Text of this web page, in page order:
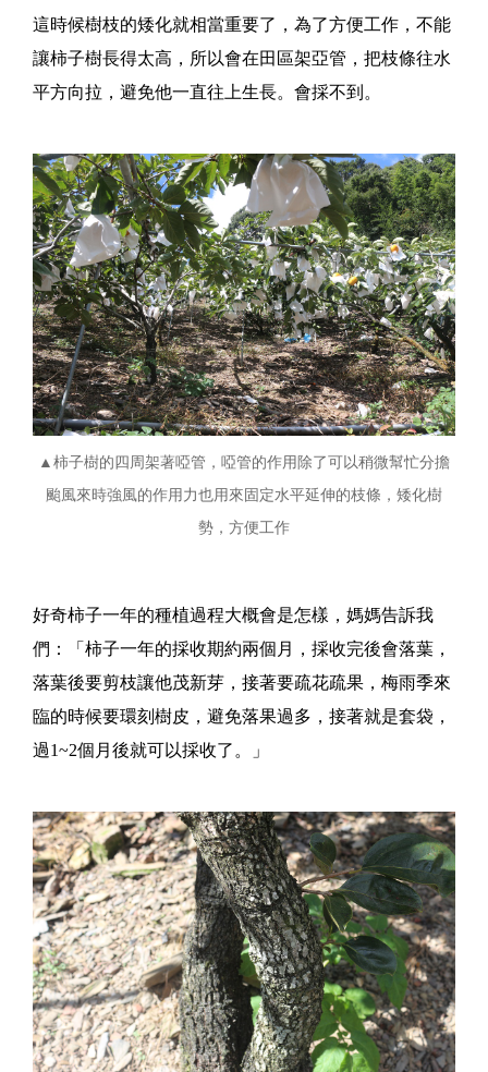
這時候樹枝的矮化就相當重要了，為了方便工作，不能
讓柿子樹長得太高，所以會在田區架亞管，把枝條往水
平方向拉，避免他一直往上生長。會採不到。
▲柿子樹的四周架著啞管，啞管的作用除了可以稍微幫忙分擔
颱風來時強風的作用力也用來固定水平延伸的枝條，矮化樹
勢，方便工作
好奇柿子一年的種植過程大概會是怎樣，媽媽告訴我
們：「柿子一年的採收期約兩個月，採收完後會落葉，
落葉後要剪枝讓他茂新芽，接著要疏花疏果，梅雨季來
臨的時候要環刻樹皮，避免落果過多，接著就是套袋，
過1~2個月後就可以採收了。」